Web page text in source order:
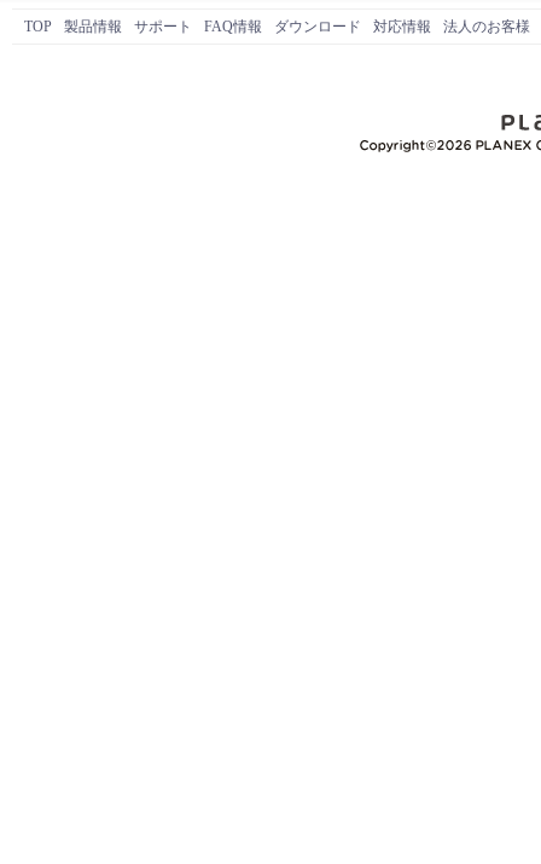
TOP 製品情報 サポート FAQ情報 ダウンロード 対応情報 法人のお客様